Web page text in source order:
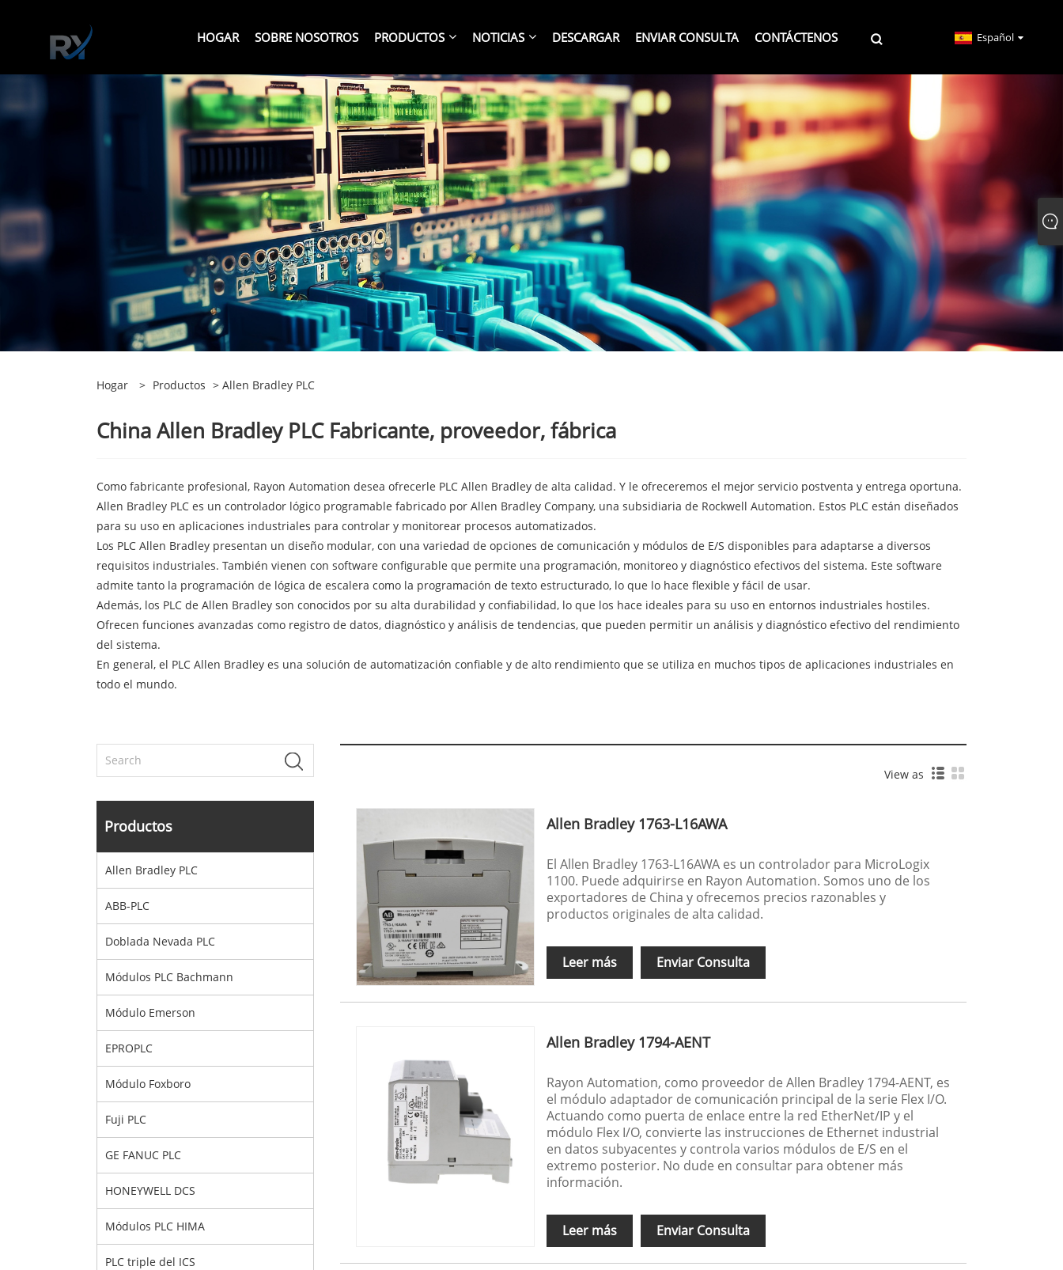
HOGAR SOBRE NOSOTROS PRODUCTOS NOTICIAS DESCARGAR ENVIAR CONSULTA CONTÁCTENOS Español
Hogar > Productos > Allen Bradley PLC
China Allen Bradley PLC Fabricante, proveedor, fábrica
Como fabricante profesional, Rayon Automation desea ofrecerle PLC Allen Bradley de alta calidad. Y le ofreceremos el mejor servicio postventa y entrega oportuna.
Allen Bradley PLC es un controlador lógico programable fabricado por Allen Bradley Company, una subsidiaria de Rockwell Automation. Estos PLC están diseñados
para su uso en aplicaciones industriales para controlar y monitorear procesos automatizados.
Los PLC Allen Bradley presentan un diseño modular, con una variedad de opciones de comunicación y módulos de E/S disponibles para adaptarse a diversos
requisitos industriales. También vienen con software configurable que permite una programación, monitoreo y diagnóstico efectivos del sistema. Este software
admite tanto la programación de lógica de escalera como la programación de texto estructurado, lo que lo hace flexible y fácil de usar.
Además, los PLC de Allen Bradley son conocidos por su alta durabilidad y confiabilidad, lo que los hace ideales para su uso en entornos industriales hostiles.
Ofrecen funciones avanzadas como registro de datos, diagnóstico y análisis de tendencias, que pueden permitir un análisis y diagnóstico efectivo del rendimiento
del sistema.
En general, el PLC Allen Bradley es una solución de automatización confiable y de alto rendimiento que se utiliza en muchos tipos de aplicaciones industriales en
todo el mundo.
Productos
Allen Bradley PLC
ABB-PLC
Doblada Nevada PLC
Módulos PLC Bachmann
Módulo Emerson
EPROPLC
Módulo Foxboro
Fuji PLC
GE FANUC PLC
HONEYWELL DCS
Módulos PLC HIMA
PLC triple del ICS
View as
Allen Bradley 1763-L16AWA
El Allen Bradley 1763-L16AWA es un controlador para MicroLogix
1100. Puede adquirirse en Rayon Automation. Somos uno de los
exportadores de China y ofrecemos precios razonables y
productos originales de alta calidad.
Leer más Enviar Consulta
Allen Bradley 1794-AENT
Rayon Automation, como proveedor de Allen Bradley 1794-AENT, es
el módulo adaptador de comunicación principal de la serie Flex I/O.
Actuando como puerta de enlace entre la red EtherNet/IP y el
módulo Flex I/O, convierte las instrucciones de Ethernet industrial
en datos subyacentes y controla varios módulos de E/S en el
extremo posterior. No dude en consultar para obtener más
información.
Leer más Enviar Consulta